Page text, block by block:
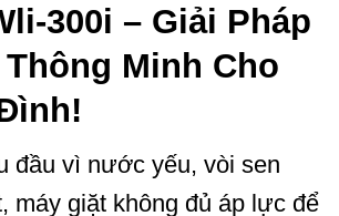
300i – Giải Pháp
Minh Cho
đầu vì nước yếu, vòi sen
máy giặt không đủ áp lực để